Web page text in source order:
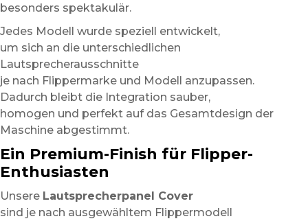
besonders spektakulär.
Jedes Modell wurde speziell entwickelt,
um sich an die unterschiedlichen
Lautsprecherausschnitte
je nach Flippermarke und Modell anzupassen.
Dadurch bleibt die Integration sauber,
homogen und perfekt auf das Gesamtdesign der
Maschine abgestimmt.
Ein Premium-Finish für Flipper-
Enthusiasten
Unsere Lautsprecherpanel Cover
sind je nach ausgewähltem Flippermodell